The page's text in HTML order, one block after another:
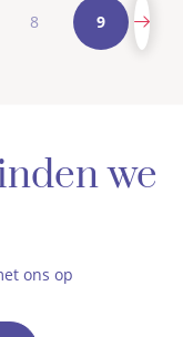
8 9
we
ons op